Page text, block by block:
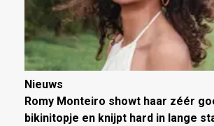
Nieuws
Romy Monteiro showt haar zéér
bikinitopje en knijpt hard in lange